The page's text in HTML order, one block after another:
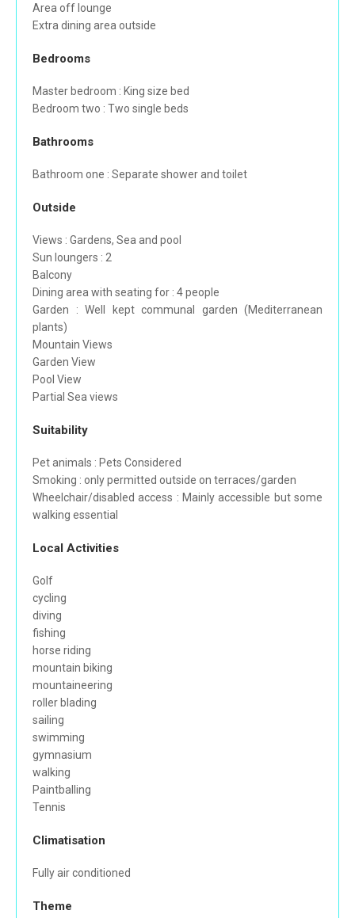
Area off lounge
Extra dining area outside
Bedrooms
Master bedroom : King size bed
Bedroom two : Two single beds
Bathrooms
Bathroom one : Separate shower and toilet
Outside
Views : Gardens, Sea and pool
Sun loungers : 2
Balcony
Dining area with seating for : 4 people
Garden : Well kept communal garden (Mediterranean
plants)
Mountain Views
Garden View
Pool View
Partial Sea views
Suitability
Pet animals : Pets Considered
Smoking : only permitted outside on terraces/garden
Wheelchair/disabled access : Mainly accessible but some
walking essential
Local Activities
Golf
cycling
diving
fishing
horse riding
mountain biking
mountaineering
roller blading
sailing
swimming
gymnasium
walking
Paintballing
Tennis
Climatisation
Fully air conditioned
Theme